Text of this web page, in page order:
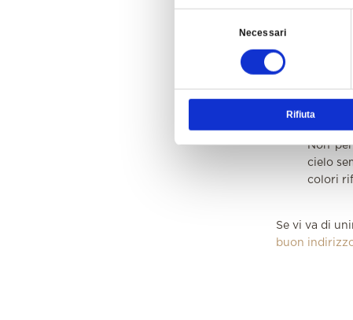
Necessari
Rifiuta
il
Il
il
Non
cielo
colori
Se vi va di
buon